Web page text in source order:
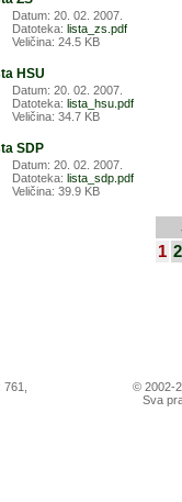
Datum: 20. 02. 2007.
Datoteka: lista_zs.pdf
Veličina: 24.5 KB
HSU
Datum: 20. 02. 2007.
Datoteka: lista_hsu.pdf
Veličina: 34.7 KB
SDP
Datum: 20. 02. 2007.
Datoteka: lista_sdp.pdf
Veličina: 39.9 KB
1 2
© 2002-
Sva